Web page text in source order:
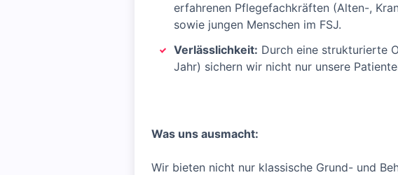
erfahrenen Pflegefachkräften (Alten-,
sowie jungen Menschen im FSJ.
Verlässlichkeit: Durch eine strukturierte
Jahr) sichern wir nicht nur unsere
Was uns ausmacht:
Wir bieten nicht nur klassische Grund- und